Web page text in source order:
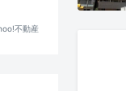
不動産
昭
十
赤